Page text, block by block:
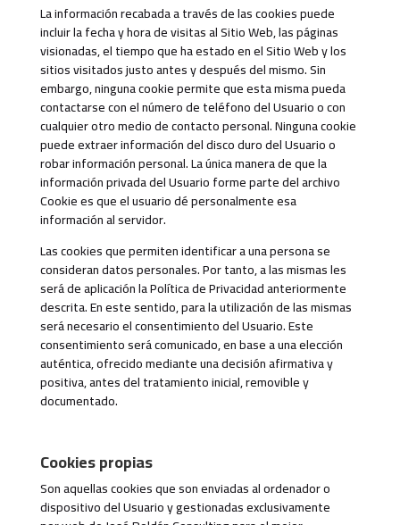
La información recabada a través de las cookies puede
incluir la fecha y hora de visitas al Sitio Web, las páginas
visionadas, el tiempo que ha estado en el Sitio Web y los
sitios visitados justo antes y después del mismo. Sin
embargo, ninguna cookie permite que esta misma pueda
contactarse con el número de teléfono del Usuario o con
cualquier otro medio de contacto personal. Ninguna cookie
puede extraer información del disco duro del Usuario o
robar información personal. La única manera de que la
información privada del Usuario forme parte del archivo
Cookie es que el usuario dé personalmente esa
información al servidor.
Las cookies que permiten identificar a una persona se
consideran datos personales. Por tanto, a las mismas les
será de aplicación la Política de Privacidad anteriormente
descrita. En este sentido, para la utilización de las mismas
será necesario el consentimiento del Usuario. Este
consentimiento será comunicado, en base a una elección
auténtica, ofrecido mediante una decisión afirmativa y
positiva, antes del tratamiento inicial, removible y
documentado.
Cookies propias
Son aquellas cookies que son enviadas al ordenador o
dispositivo del Usuario y gestionadas exclusivamente